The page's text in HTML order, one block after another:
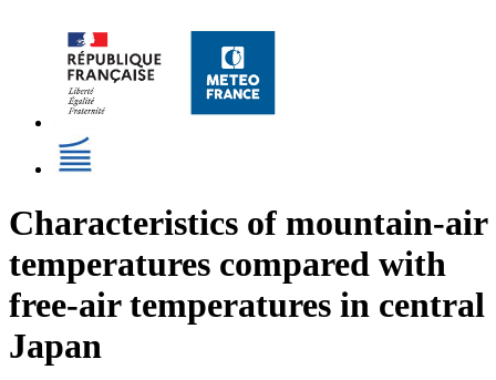
Characteristics of mountain-air
temperatures compared with
free-air temperatures in central
Japan